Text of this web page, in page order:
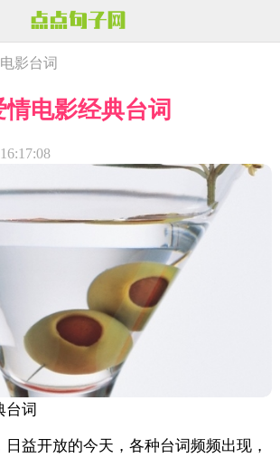
电影台词
情电影经典台词
台词
益开放的今天，各种台词频频出现，